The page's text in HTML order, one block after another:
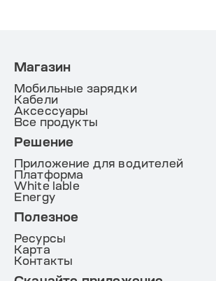
Магазин
Мобильные зарядки
Кабели
Аксессуары
Все продукты
Решение
Приложение для водителей
Платформа
White lable
Energy
Полезное
Ресурсы
Карта
Контакты